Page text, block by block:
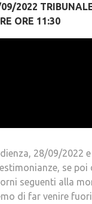
2022
ORE 11:30
28/09/2022
se poi
seguenti alla
di far venire